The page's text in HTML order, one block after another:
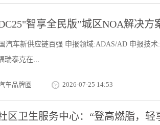
智享全民版”城区NOA解决方
汽车新供应链百强 申报领域:ADAS/AD 申报技
瑞泰克在...
车品牌圈 2026-07-25 14:53
区卫生服务中心：“登高燃脂，